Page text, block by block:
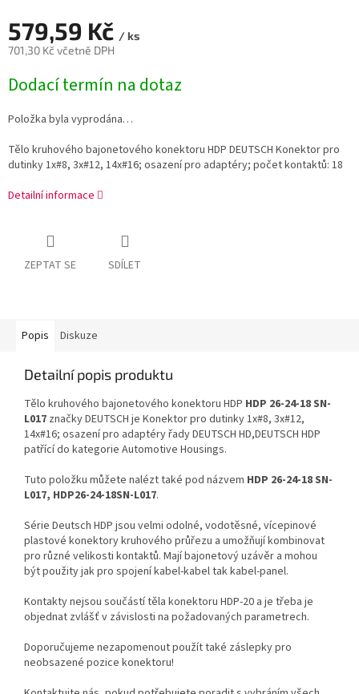
579,59 Kč / ks
701,30 Kč včetně DPH
cena:
Dodací termín na dotaz
Položka byla vyprodána…
Tělo kruhového bajonetového konektoru HDP DEUTSCH Konektor pro
dutinky 1x#8, 3x#12, 14x#16; osazení pro adaptéry; počet kontaktů: 18
Detailní informace
ZEPTAT SE SDÍLET
Popis Diskuze
Detailní popis produktu
Tělo kruhového bajonetového konektoru HDP HDP 26-24-18 SN-
L017 značky DEUTSCH je Konektor pro dutinky 1x#8, 3x#12,
14x#16; osazení pro adaptéry řady DEUTSCH HD,DEUTSCH HDP
patřící do kategorie Automotive Housings.
Tuto položku můžete nalézt také pod názvem HDP 26-24-18 SN-
L017, HDP26-24-18SN-L017.
Série Deutsch HDP jsou velmi odolné, vodotěsné, vícepinové
plastové konektory kruhového průřezu a umožňují kombinovat
pro různé velikosti kontaktů. Mají bajonetový uzávěr a mohou
být použity jak pro spojení kabel-kabel tak kabel-panel.
Kontakty nejsou součástí těla konektoru HDP-20 a je třeba je
objednat zvlášť v závislosti na požadovaných parametrech.
Doporučujeme nezapomenout použít také záslepky pro
neobsazené pozice konektoru!